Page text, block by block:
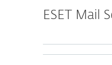
ESET Mail